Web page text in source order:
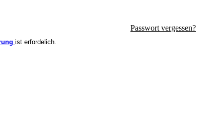
ist erfordelich.
Passwort vergessen?